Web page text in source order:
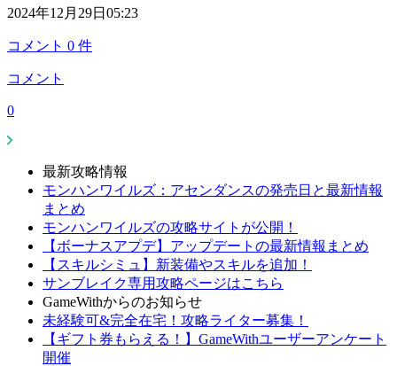
2024年12月29日05:23
コメント 0 件
コメント
0
最新攻略情報
モンハンワイルズ：アセンダンスの発売日と最新情報
まとめ
モンハンワイルズの攻略サイトが公開！
【ボーナスアプデ】アップデートの最新情報まとめ
【スキルシミュ】新装備やスキルを追加！
サンブレイク専用攻略ページはこちら
GameWithからのお知らせ
未経験可&完全在宅！攻略ライター募集！
【ギフト券もらえる！】GameWithユーザーアンケート
開催